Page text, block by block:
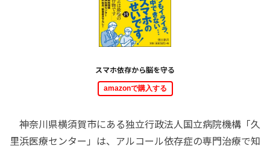
スマホ依存から脳を守る
amazonで購入する
神奈川県横須賀市にある独立行政法人国立病院機構「久
里浜医療センター」は、アルコール依存症の専門治療で知